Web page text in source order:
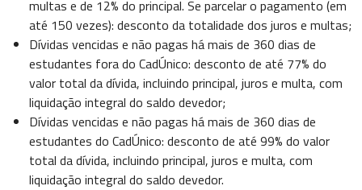
multas e de 12% do principal. Se parcelar o pagamento (em
até 150 vezes): desconto da totalidade dos juros e multas;
Dívidas vencidas e não pagas há mais de 360 dias de
estudantes fora do CadÚnico: desconto de até 77% do
valor total da dívida, incluindo principal, juros e multa, com
liquidação integral do saldo devedor;
Dívidas vencidas e não pagas há mais de 360 dias de
estudantes do CadÚnico: desconto de até 99% do valor
total da dívida, incluindo principal, juros e multa, com
liquidação integral do saldo devedor.